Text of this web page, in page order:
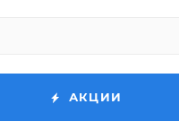
АКЦИИ